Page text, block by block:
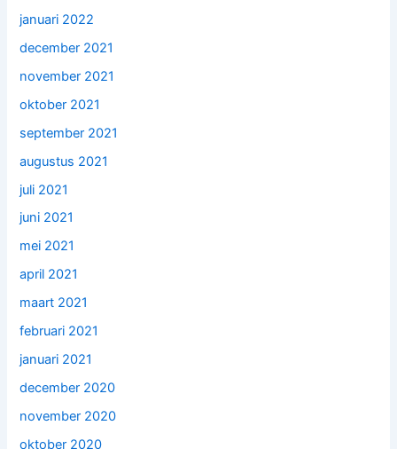
januari 2022
december 2021
november 2021
oktober 2021
september 2021
augustus 2021
juli 2021
juni 2021
mei 2021
april 2021
maart 2021
februari 2021
januari 2021
december 2020
november 2020
oktober 2020